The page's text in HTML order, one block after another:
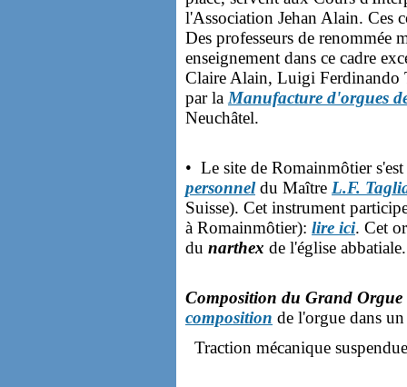
l'Association Jehan Alain. Ces
Des professeurs de renommée
enseignement dans ce cadre
Claire Alain, Luigi Ferdinando
par la Manufacture d'orgues
Neuchâtel.
• Le site de Romainmôtier
personneldu Maître L.F.
Suisse). Cet instrument
à Romainmôtier): lire ici. Cet
du narthex de l'église
Composition du Grand
composition de l'orgue dans
Traction mécanique